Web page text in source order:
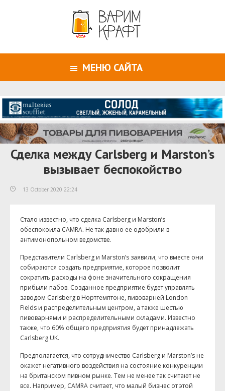
МЕНЮ САЙТА
Сделка между Carlsberg и Marston’s
вызывает беспокойство
13 October 2020 22:24
Стало известно, что сделка Carlsberg и Marston’s
обеспокоила CAMRA. Не так давно ее одобрили в
антимонопольном ведомстве.
Представители Carlsberg и Marston’s заявили, что вместе они
собираются создать предприятие, которое позволит
сократить расходы на фоне значительного сокращения
прибыли пабов. Созданное предприятие будет управлять
заводом Carlsberg в Нортгемптоне, пивоварней London
Fields и распределительным центром, а также шестью
пивоварнями и распределительными складами. Известно
также, что 60% общего предприятия будет принадлежать
Carlsberg UK.
Предполагается, что сотрудничество Carlsberg и Marston’s не
окажет негативного воздействия на состояние конкуренции
на британском пивном рынке. Тем не менее так считают не
все. Например, CAMRA считает, что малый бизнес от этой